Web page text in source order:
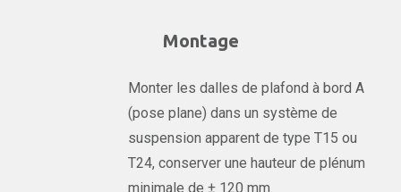
Montage
Monter les dalles de plafond à bord A
(pose plane) dans un système de
suspension apparent de type T15 ou
T24, conserver une hauteur de plénum
minimale de ± 120 mm.